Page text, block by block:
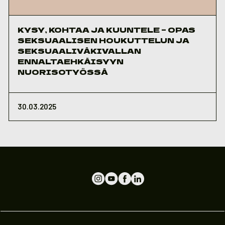
KYSY, KOHTAA JA KUUNTELE – OPAS
SEKSUAALISEN HOUKUTTELUN JA
SEKSUAALIVÄKIVALLAN
ENNALTAEHKÄISYYN
NUORISOTYÖSSÄ
30.03.2025